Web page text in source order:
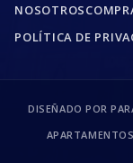
NOSOTROS
POLÍTICA DE
DISEÑADO POR